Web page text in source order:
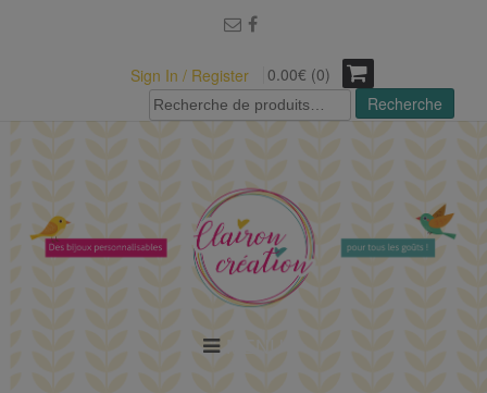
Sign In / Register
0.00€ (0)
Recherche
pour :
Recherche